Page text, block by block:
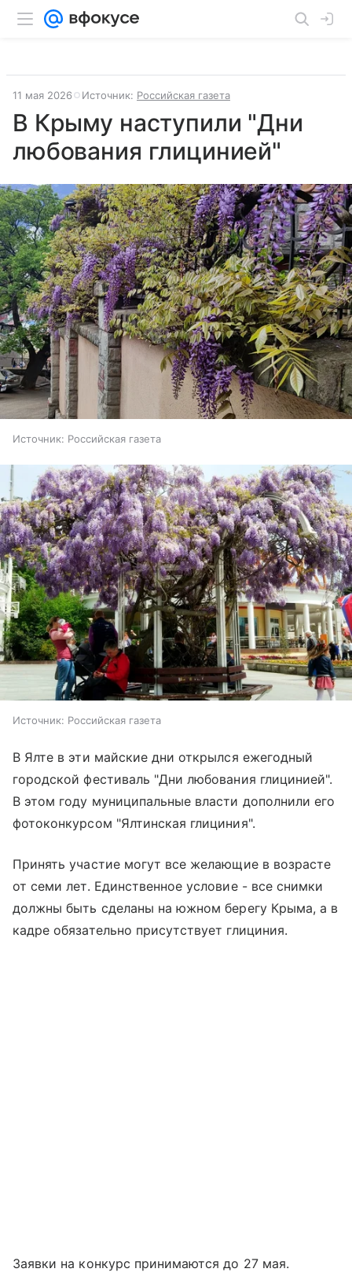
11 мая 2026 Источник: Российская газета
В Крыму наступили "Дни
любования глицинией"
Источник: Российская газета
Источник: Российская газета
В Ялте в эти майские дни открылся ежегодный
городской фестиваль "Дни любования глицинией".
В этом году муниципальные власти дополнили его
фотоконкурсом "Ялтинская глициния".
Принять участие могут все желающие в возрасте
от семи лет. Единственное условие - все снимки
должны быть сделаны на южном берегу Крыма, а в
кадре обязательно присутствует глициния.
Заявки на конкурс принимаются до 27 мая.